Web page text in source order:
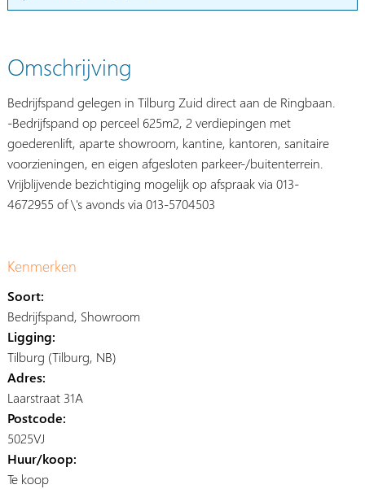
Omschrijving
Bedrijfspand gelegen in Tilburg Zuid direct aan de Ringbaan.
-Bedrijfspand op perceel 625m2, 2 verdiepingen met
goederenlift, aparte showroom, kantine, kantoren, sanitaire
voorzieningen, en eigen afgesloten parkeer-/buitenterrein.
Vrijblijvende bezichtiging mogelijk op afspraak via 013-
4672955 of \'s avonds via 013-5704503
Kenmerken
Soort:
Bedrijfspand, Showroom
Ligging:
Tilburg (Tilburg, NB)
Adres:
Laarstraat 31A
Postcode:
5025VJ
Huur/koop:
Te koop